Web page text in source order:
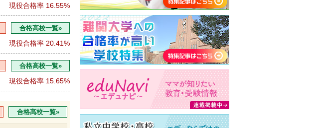
現役合格率 16.55%
合格高校一覧»
現役合格率 20.41%
合格高校一覧»
現役合格率 15.65%
合格高校一覧»